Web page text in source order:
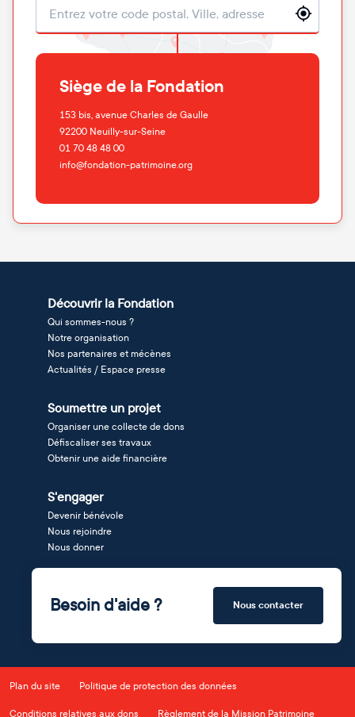
Localisation
Siège de la Fondation
153 bis, avenue Charles de Gaulle
92200 Neuilly-sur-Seine
01 70 48 48 00
info@fondation-patrimoine.org
Découvrir la Fondation
Qui sommes-nous ?
Notre organisation
Nos partenaires et mécènes
Actualités / Espace presse
Soumettre un projet
Organiser une collecte de dons
Défiscaliser ses travaux
Obtenir une aide financière
S'engager
Devenir bénévole
Nous rejoindre
Nous donner
Besoin d'aide ? Nous contacter
Plan du site Politique de protection des données
Conditions relatives aux dons Règlement de la Mission Patrimoine